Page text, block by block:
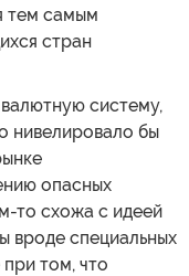
тем самым
стран
систему,
нивелировало бы
опасных
то схожа с идеей
вроде специальных
том, что